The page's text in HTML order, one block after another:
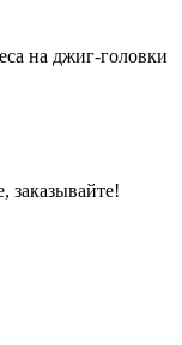
на джиг-головки
заказывайте!